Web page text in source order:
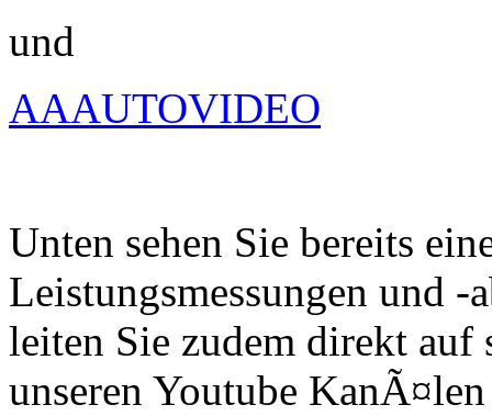
und
AAAUTOVIDEO
Unten sehen Sie bereits
Leistungsmessungen und -
leiten Sie zudem direkt auf
unseren Youtube